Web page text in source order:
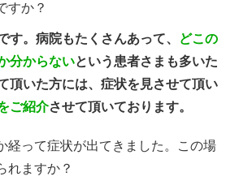
すか？
す。病院もたくさんあって、 どこの
分からないという患者さまも多いた
頂いた方には、症状を見させて頂い
ご紹介させて頂いております。
経って症状が出てきました。この場
れますか？